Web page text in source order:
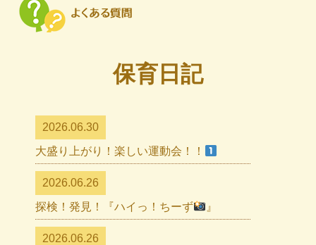
保育日記
2026.06.30
大盛り上がり！楽しい運動会！！
2026.06.26
探検！発見！『ハイっ！ちーず
』
2026.06.26